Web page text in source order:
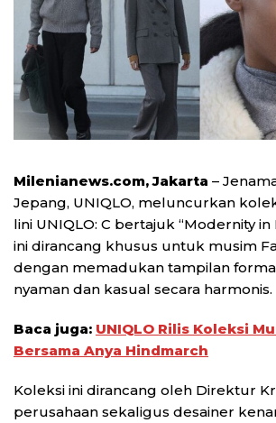
Milenianews.com, Jakarta –
Jepang, UNIQLO, meluncurkan
lini UNIQLO: C bertajuk “Modernity in
ini dirancang khusus untuk musim
dengan memadukan tampilan
nyaman dan kasual secara harmonis.
Baca juga: UNIQLO Rilis Koleksi
Bersama Anya Hindmarch
Koleksi ini dirancang oleh Direktur
perusahaan sekaligus desainer